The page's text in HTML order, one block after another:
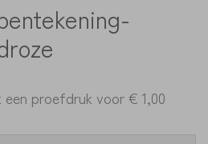
een proefdruk voor€ 1,00